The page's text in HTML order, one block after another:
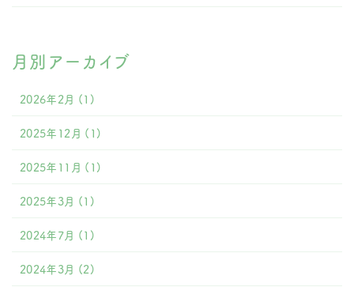
月別アーカイブ
2026年2月 (1)
2025年12月 (1)
2025年11月 (1)
2025年3月 (1)
2024年7月 (1)
2024年3月 (2)